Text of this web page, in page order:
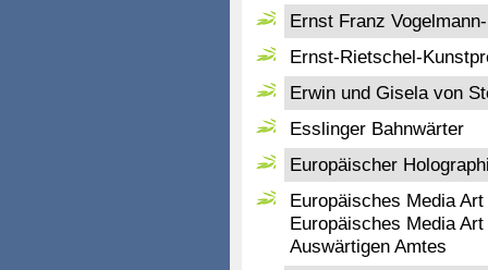
Ernst Franz
Ernst-Rietschel-
Erwin und Gisela von
Esslinger Bahnwärter
Europäischer
Europäisches Media
Europäisches Media
Auswärtigen Amtes